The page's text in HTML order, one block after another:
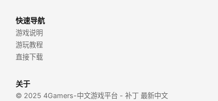
快速导航
游戏说明
游玩教程
直接下载
关于
© 2025 4Gamers-中文游戏平台 - 补丁 最新中文